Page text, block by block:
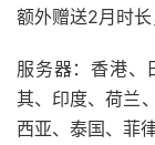
额外赠送2月时长
服务器：香港、
其、印度、荷兰
西亚、泰国、菲